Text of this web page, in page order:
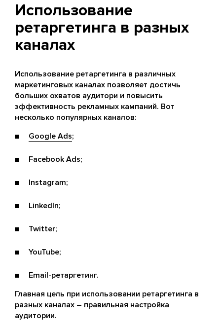
Использование
ретаргетинга в разных
каналах
Использование ретаргетинга в различных
маркетинговых каналах позволяет достичь
больших охватов аудитори и повысить
эффективность рекламных кампаний. Вот
несколько популярных каналов:
Google Ads;
Facebook Ads;
Instagram;
LinkedIn;
Twitter;
YouTube;
Email-ретаргетинг.
Главная цель при использовании ретаргетинга в
разных каналах – правильная настройка
аудитории.